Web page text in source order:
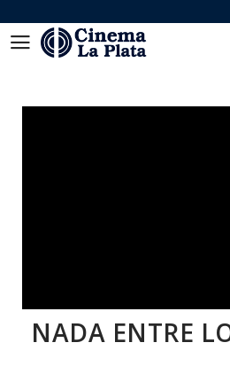
NADA ENTRE